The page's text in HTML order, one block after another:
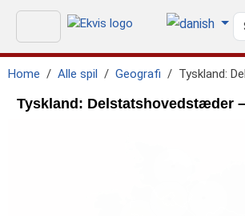
Home Alle spil Geografi Tyskland:
Tyskland: Delstatshovedstæder